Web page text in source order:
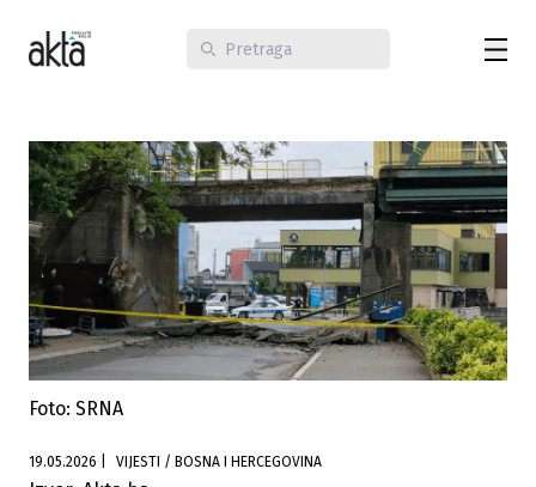
Foto: SRNA
19.05.2026 VIJESTI / BOSNA I HERCEGOVINA